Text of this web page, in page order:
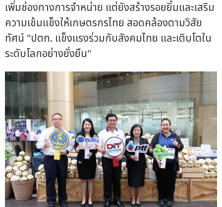
เพิ่มช่องทางการจำหน่าย แต่ยังสร้างรอยยิ้มและเสริม
ความเข้มแข็งให้เกษตรกรไทย สอดคล้องตามวิสัย
ทัศน์ "ปตท. แข็งแรงร่วมกับสังคมไทย และเติบโตใน
ระดับโลกอย่างยั่งยืน"